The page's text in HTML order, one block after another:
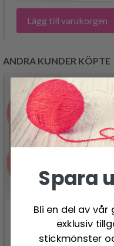
Lägg till varukorgen
ANDRA KUNDER KÖPTE
Spara
Bli en del av
exklusiv
stickmönster